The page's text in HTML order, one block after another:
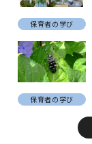
保育者の学び
保育者の学び